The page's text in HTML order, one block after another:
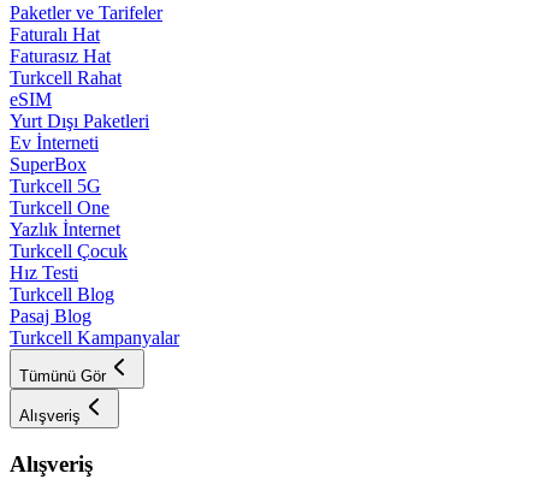
Paketler ve Tarifeler
Faturalı Hat
Faturasız Hat
Turkcell Rahat
eSIM
Yurt Dışı Paketleri
Ev İnterneti
SuperBox
Turkcell 5G
Turkcell One
Yazlık İnternet
Turkcell Çocuk
Hız Testi
Turkcell Blog
Pasaj Blog
Turkcell Kampanyalar
Tümünü Gör
Alışveriş
Alışveriş